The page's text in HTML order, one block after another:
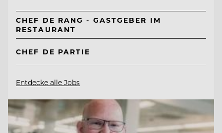
CHEF DE RANG - GASTGEBER IM
RESTAURANT
CHEF DE PARTIE
Entdecke alle Jobs